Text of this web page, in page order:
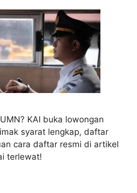
KAI buka lowongan
syarat lengkap, daftar
cara daftar resmi di artikel
terlewat!